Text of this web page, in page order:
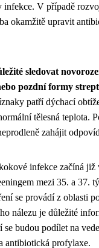
infekce. V případě
okamžitě upravit
sledovat
pozdní formy
patří dýchací
tělesná teplota.
zahájit
infekce začíná již
mezi 35. a 37.
se provádí z oblasti
nálezu je důležité
se budou podílet na
antibiotická profylaxe.